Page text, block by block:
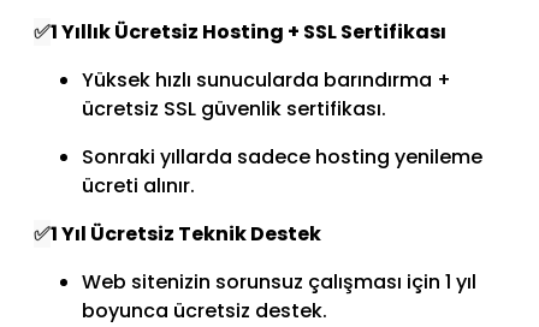
✅1 Yıllık Ücretsiz Hosting + SSL Sertifikası
Yüksek hızlı sunucularda barındırma +
ücretsiz SSL güvenlik sertifikası.
Sonraki yıllarda sadece hosting yenileme
ücreti alınır.
✅1 Yıl Ücretsiz Teknik Destek
Web sitenizin sorunsuz çalışması için 1 yıl
boyunca ücretsiz destek.